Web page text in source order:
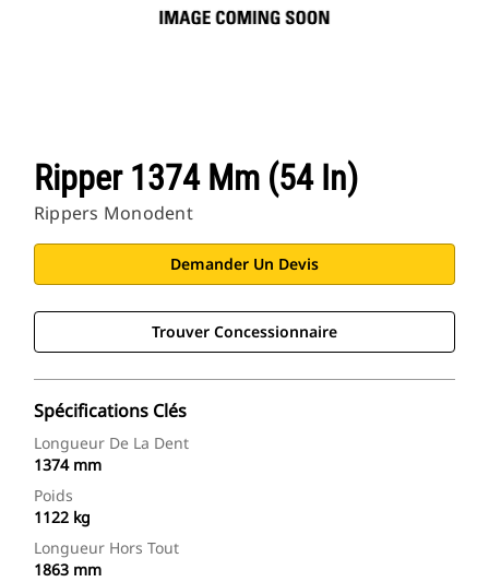
Ripper 1374 Mm (54 In)
Rippers Monodent
Demander Un Devis
Trouver Concessionnaire
Spécifications Clés
Longueur De La Dent
1374 mm
Poids
1122 kg
Longueur Hors Tout
1863 mm